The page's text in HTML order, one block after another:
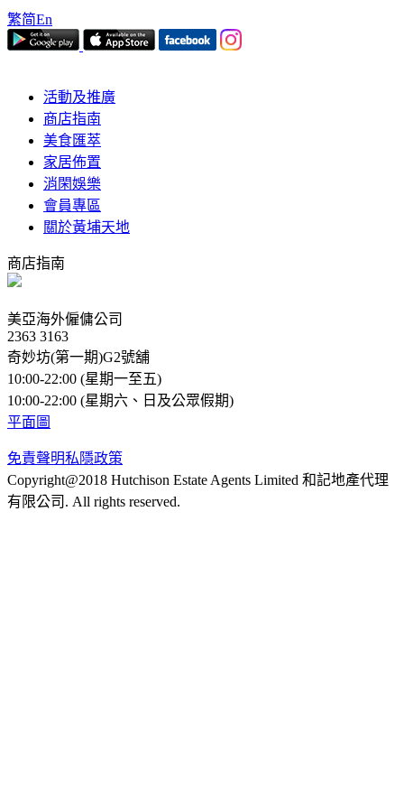
繁简En
活動及推廣
商店指南
美食匯萃
家居佈置
消閑娛樂
會員專區
關於黃埔天地
商店指南
美亞海外僱傭公司
2363 3163
奇妙坊(第一期)G2號舖
10:00-22:00 (星期一至五)
10:00-22:00 (星期六、日及公眾假期)
平面圖
免責聲明私隱政策
Copyright@2018 Hutchison Estate Agents Limited 和記地產代理
有限公司. All rights reserved.